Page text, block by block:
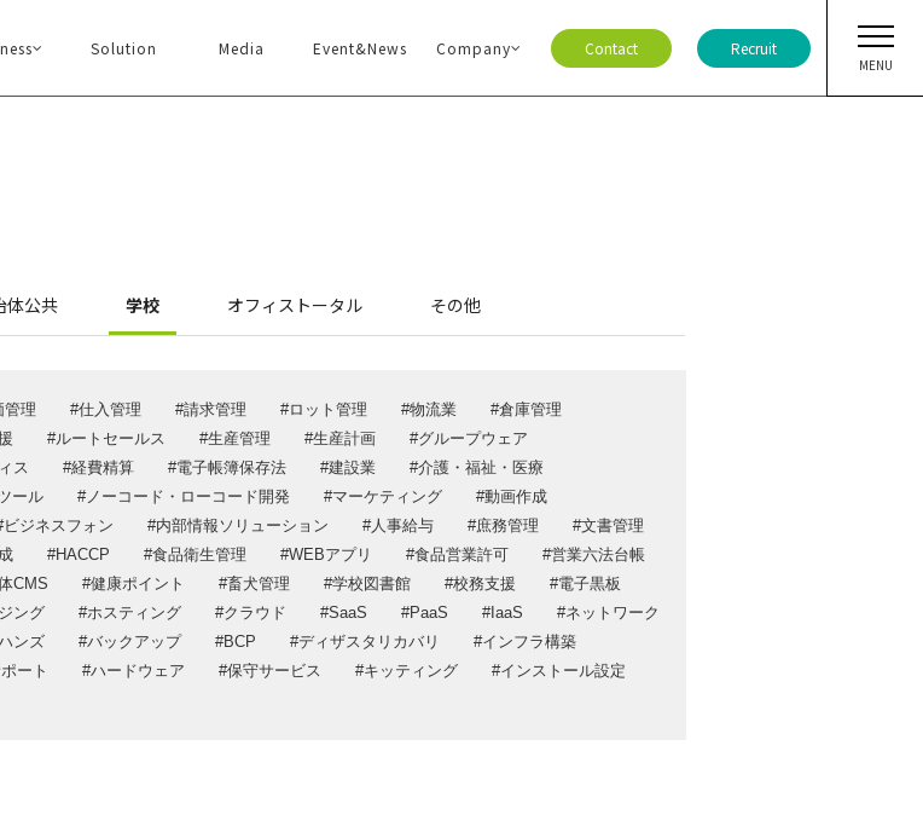
Solution Media Event&News Company Contact Recruit
MENU
報
行動計画
ーポリシー
メディア
DXメルマガ登録
採用情報
お問い合わせ
情報セキュリティ方針
体公共 学校 オフィストータル その他
管理 仕入管理 請求管理 ロット管理 物流業
倉庫管理
ルートセールス 生産管理 生産計画
グループウェア
ス 経費精算 電子帳簿保存法 建設業
介護・福祉・医療
ール ノーコード・ローコード開発 マーケティング
動画作成
ビジネスフォン 内部情報ソリューション 人事給与 庶務管理
文書管理
HACCP 食品衛生管理 WEBアプリ 食品営業許可
営業六法台帳
CMS 健康ポイント 畜犬管理 学校図書館 校務支援
電子黒板
ング ホスティング クラウド SaaS PaaS IaaS
ネットワーク
ンズ バックアップ BCP ディザスタリカバリ
インフラ構築
ート ハードウェア 保守サービス キッティング
インストール設定